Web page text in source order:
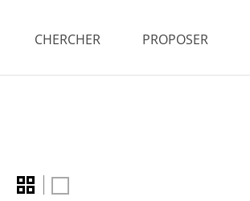
CHERCHER PROPOSER